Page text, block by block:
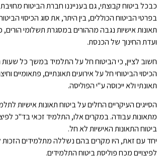
כבכל ביטוח קבוצתי, גם בענייננו חברת הביטוח
בפרטי הביטוח הכוללים, בין היתר, את סוג הכיסוי
תאונות אישיות נגבה מההורים במסגרת תשלומי
ועדת החינוך של הכנסת.
חשוב לציין, כי הביטוח חל על התלמיד במשך כל
הכיסוי הביטוחי חל על אירועים תאונתיים, פתאומיים
תאונתי ולא ייכוסה ע"י הפוליסה.
הסייגים העיקריים החלים על ביטוח תאונות אישיות
מתאונות עבודה. במקרים אלו, התלמיד זכאי בד"כ
ביטוח התאונות האישיות לא חל.
יחד עם זאת, היו מקרים בהם נשללה מתלמידים הזכות
לפיצויים מכח פוליסת ביטוח התלמידים.